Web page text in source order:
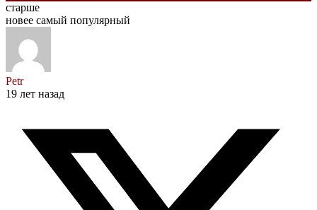
старше
новее самый популярный
Petr
19 лет назад